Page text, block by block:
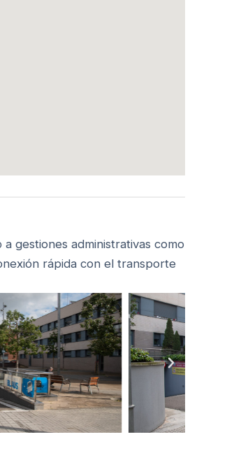
gestiones administrativas como
rápida con el transporte